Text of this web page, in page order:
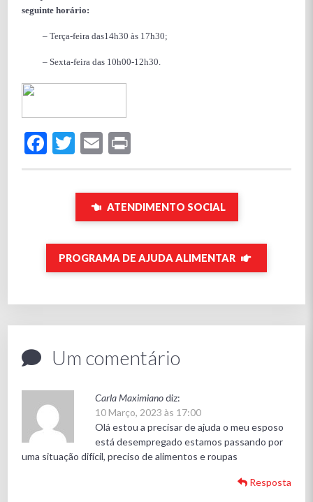
seguinte horário:
– Terça-feira das14h30 às 17h30;
– Sexta-feira das 10h00-12h30.
Facebook
Twitter
Email
ATENDIMENTO SOCIAL
PROGRAMA DE AJUDA ALIMENTAR
Um comentário
Carla Maximianodiz:
10 Março, 2023 às 17:00
Olá estou a precisar de ajuda o meu esposo
está desempregado estamos passando por
uma situação difícil, preciso de alimentos e roupas
Resposta